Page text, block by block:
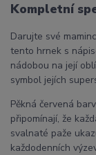
Kompletní
Darujte své
tento hrnek s
nádobou na její
symbol jejích
Pěkná červená
připomínají, že
svalnaté paže
každodenních